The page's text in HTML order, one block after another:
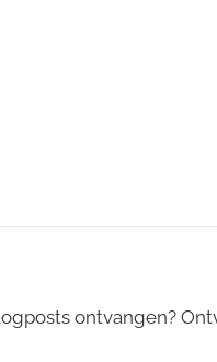
ontvangen?